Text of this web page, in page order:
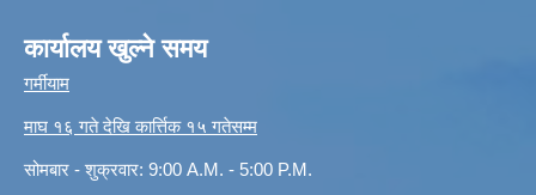
कार्यालय खुल्ने समय
गर्मीयाम
माघ १६ गते देखि कार्त्तिक १५ गतेसम्म
सोमबार - शुक्रवार: 9:00 A.M. - 5:00 P.M.